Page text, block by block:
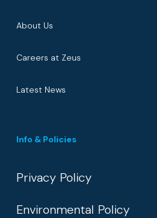
About Us
Careers at Zeus
Latest News
Info & Policies
Privacy Policy
Environmental Policy